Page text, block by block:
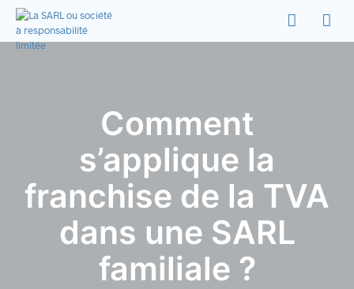
Comment
s’applique la
franchise de la TVA
dans une SARL
familiale ?